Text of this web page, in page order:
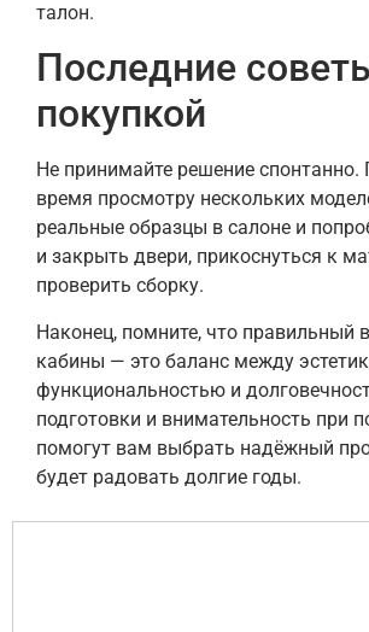
талон.
Последние
покупкой
Не принимайте решение спонтанно.
время просмотру нескольких
реальные образцы в салоне и
и закрыть двери, прикоснуться к
проверить сборку.
Наконец, помните, что правильный
кабины — это баланс между
функциональностью и
подготовки и внимательность при
помогут вам выбрать надёжный
будет радовать долгие годы.